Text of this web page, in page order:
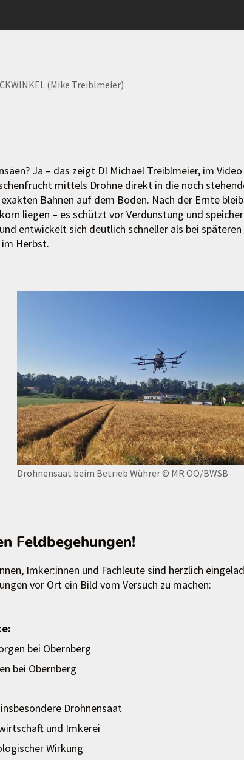
(Mike Treiblmeier)
Ja – das zeigt DI Michael Treiblmeier, im Video
mittels Drohne direkt in die noch
Bahnen auf dem Boden. Nach der Ernte
liegen – es schützt vor Verdunstung und
entwickelt sich deutlich schneller als bei späteren
Herbst.
Drohnensaat beim Betrieb Wührer© MR OÖ/BWSB
Feldbegehungen!
Imker:innen und Fachleute sind herzlich
vor Ort ein Bild vom Versuch zu machen:
bei Obernberg
bei Obernberg
Drohnensaat
und Imkerei
Wirkung